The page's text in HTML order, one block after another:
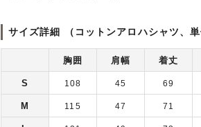
サイズ詳細 （コットンアロハシャツ、単
胸囲 肩幅 着丈
S 108 45 69
M 115 47 71